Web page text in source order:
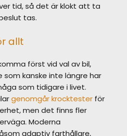
tid, så det är klokt att ta
tas.
allt
först vid val av bil,
som kanske inte längre har
som tidigare i livet.
genomgår krocktester för
men det finns fler
Moderna
adaptiv farthållare,